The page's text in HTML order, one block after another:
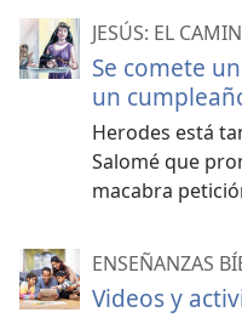
JESÚS: EL
Se comete
un
Herodes está
Salomé que
macabra
ENSEÑANZAS
Videos y